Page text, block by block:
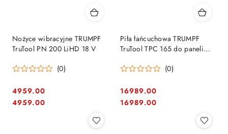
Nożyce wibracyjne TRUMPF
TruTool PN 200 LiHD 18 V
(0)
Cena:
4959.00
Cena:
4959.00
Piła łańcuchowa TRUMPF
TruTool TPC 165 do paneli
(0)
Cena:
16989.00
Cena:
16989.00